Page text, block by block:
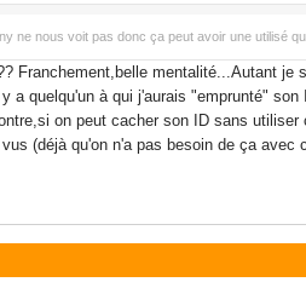
ne nous voit pas donc ça peut avoir une utilisé
Franchement,belle mentalité...Autant
quelqu'un à qui j'aurais "emprunté"
on peut cacher son ID sans
(déjà qu'on n'a pas besoin de ça avec